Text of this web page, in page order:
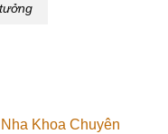
Khoa Chuyên